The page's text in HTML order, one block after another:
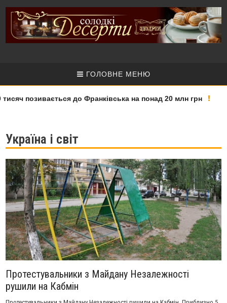
ГОЛОВНЕ МЕНЮ
позивається до Франківська на понад 20 млн грн
Україна і світ
Протестувальники з Майдану Незалежності
рушили на Кабмін